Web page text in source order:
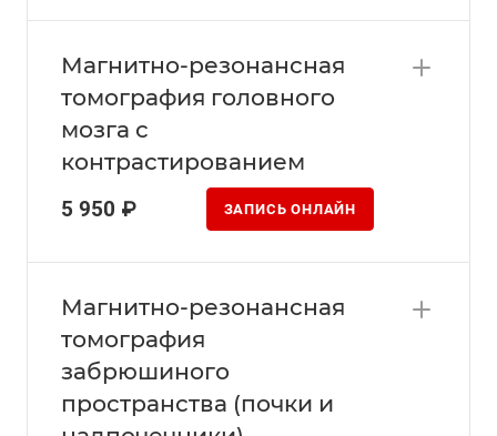
Магнитно-резонансная
томография головного
мозга с
контрастированием
5 950 ₽ ЗАПИСЬ ОНЛАЙН
Магнитно-резонансная
томография
забрюшиного
пространства (почки и